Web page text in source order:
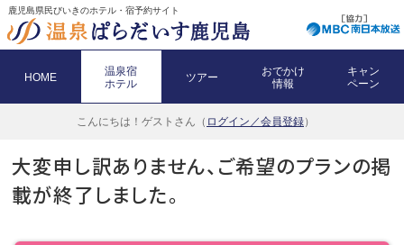
鹿児島県民びいきのホテル・宿予約サイト
HOME
温泉宿
ホテル
ツアー
おでかけ
情報
キャン
ペーン
こんにちは！ ゲストさん（ ログイン／会員登録）
大変申し訳ありません、ご希望のプランの掲
載が終了しました。